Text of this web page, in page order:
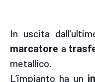
In uscita
marcatore a
metallico.
L’impianto ha un